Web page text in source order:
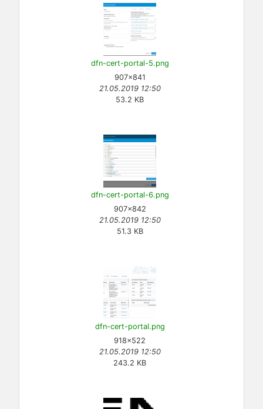
dfn-cert-portal-5.png
907×841
21.05.2019 12:50
53.2 KB
dfn-cert-portal-6.png
907×842
21.05.2019 12:50
51.3 KB
dfn-cert-portal.png
918×522
21.05.2019 12:50
243.2 KB